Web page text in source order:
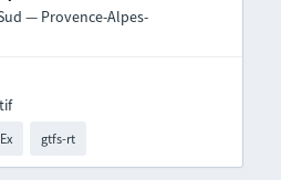
— Provence-Alpes-
gtfs-rt